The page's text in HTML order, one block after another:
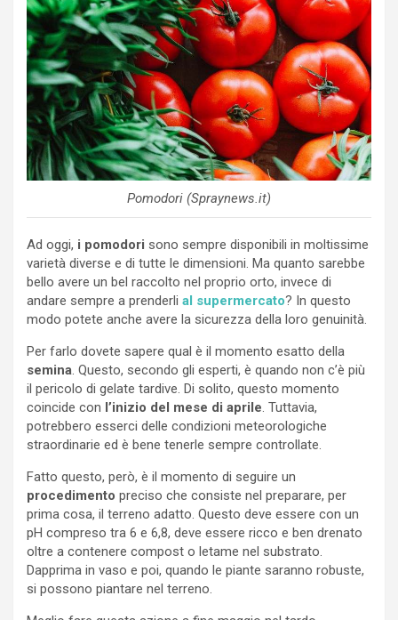
Pomodori (Spraynews.it)
Ad oggi, i pomodori sono sempre disponibili in moltissime
varietà diverse e di tutte le dimensioni. Ma quanto sarebbe
bello avere un bel raccolto nel proprio orto, invece di
andare sempre a prenderli al supermercato? In questo
modo potete anche avere la sicurezza della loro genuinità.
Per farlo dovete sapere qual è il momento esatto della
semina. Questo, secondo gli esperti, è quando non c’è più
il pericolo di gelate tardive. Di solito, questo momento
coincide con l’inizio del mese di aprile. Tuttavia,
potrebbero esserci delle condizioni meteorologiche
straordinarie ed è bene tenerle sempre controllate.
Fatto questo, però, è il momento di seguire un
procedimento preciso che consiste nel preparare, per
prima cosa, il terreno adatto. Questo deve essere con un
pH compreso tra 6 e 6,8, deve essere ricco e ben drenato
oltre a contenere compost o letame nel substrato.
Dapprima in vaso e poi, quando le piante saranno robuste,
si possono piantare nel terreno.